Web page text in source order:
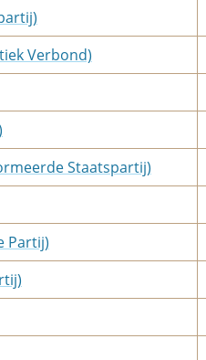
Verbond)
Staatspartij)
Partij)